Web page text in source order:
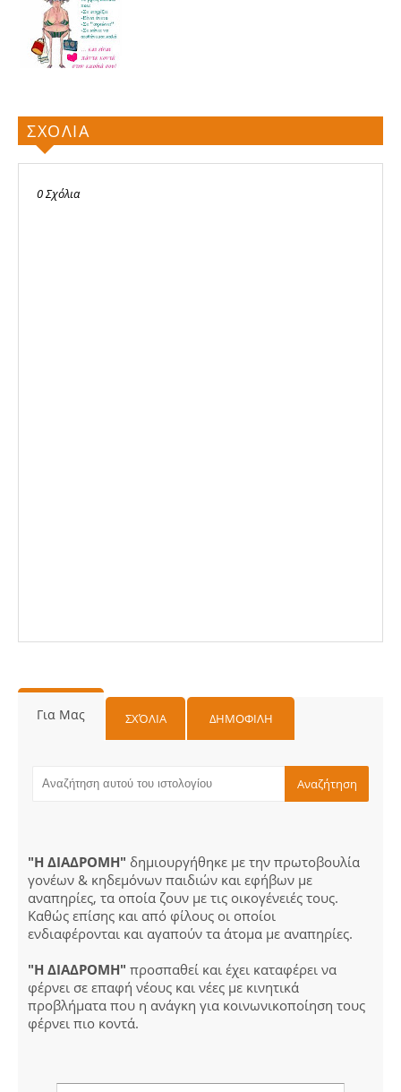
ΣΧΟΛΙΑ
0 Σχόλια
Για Μας ΣΧΌΛΙΑ ΔΗΜΟΦΙΛΗ
"Η ΔΙΑΔΡΟΜΗ" δημιουργήθηκε με την πρωτοβουλία
γονέων & κηδεμόνων παιδιών και εφήβων με
αναπηρίες, τα οποία ζουν με τις οικογένειές τους.
Καθώς επίσης και από φίλους οι οποίοι
ενδιαφέρονται και αγαπούν τα άτομα με αναπηρίες.
"Η ΔΙΑΔΡΟΜΗ" προσπαθεί και έχει καταφέρει να
φέρνει σε επαφή νέους και νέες με κινητικά
προβλήματα που η ανάγκη για κοινωνικοποίηση τους
φέρνει πιο κοντά.